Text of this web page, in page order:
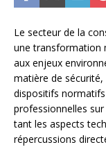
Le secteur de la
une transformation
aux enjeux
matière de
dispositifs
professionnelles
tant les aspects
répercussions